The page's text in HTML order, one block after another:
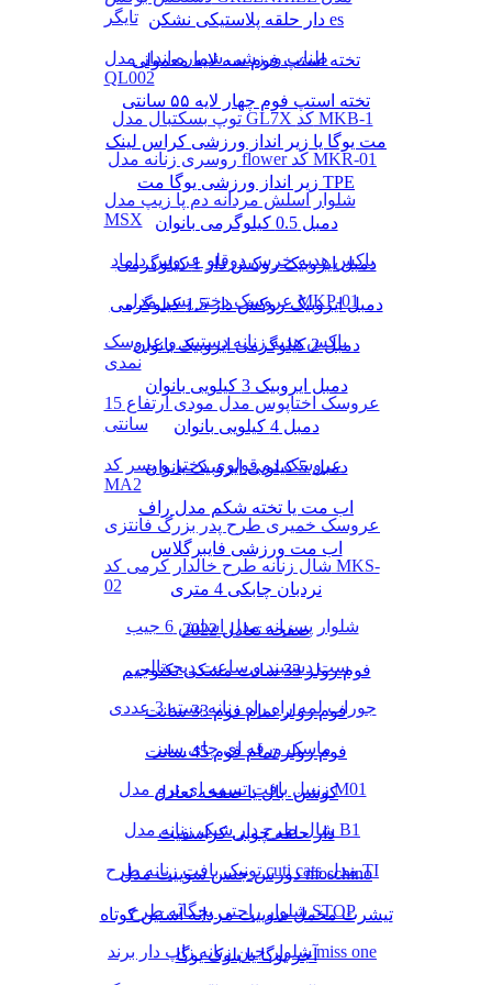
تایگر
طناب ورزشی شماره انداز مدل
QL002
توپ بسکتبال مدل GL7X کد MKB-1
روسری زنانه مدل flower کد MKR-01
شلوار اسلش مردانه دم پا زیپ مدل
MSX
باکس هدیه خرس دوقلو عروس داماد
عروسک دختر پسر مدل MKP-01
باکس هدیه زنانه دستبند و عروسک
نمدی
عروسک اختاپوس مدل مودی ارتفاع 15
سانتی
عروسک دو قولوی دختر و پسر کد
MA2
عروسک خمیری طرح پدر بزرگ فانتزی
شال زنانه طرح خالدار کرمی کد MKS-
02
شلوار پسرانه مدل اسلش 6 جیب
ست دستبند و ساعت دیجیتالی
جوراب لمه راه راه زنانه بسته 3 عددی
ماسک ورقه ای چای سبز
زنبیل بافت تسمه ای نرم مدل M01
شال طرح دار شیک زنانه مدل B1
تونیک بافت زنانه طرح cuti cats مدل TI
شلوار راحتی بچگانه طرح STOP
شلوار جین زنانه زاپ دار برند miss one
دار حلقه پلاستیکی نشکن es
تخته استپ فوم سه لایه معمولی
تخته استپ فوم چهار لایه ۵۵ سانتی
مت یوگا یا زیر انداز ورزشی کراس لینک
زیر انداز ورزشی یوگا مت TPE
دمبل 0.5 کیلوگرمی بانوان
دمبل ایروبیک روکش‌ دار 1 کیلوگرمی
دمبل ایروبیک روکش‌ دار 1.5 کیلوگرمی
دمبل 2 کیلوگرمی ایروبیک بانوان
دمبل ایروبیک 3 کیلویی بانوان
دمبل 4 کیلویی بانوان
دمبل 5 کیلویی ایروبیک بانوان
اب مت یا تخته شکم مدل راف
اب مت ورزشی فایبرگلاس
نردبان چابکی 4 متری
صفحه تعادل 2022
فوم رولر 33 سانت مشکی تکنوجیم
فوم رولر تمام فوم 33 سانت
فوم رولر تمام فوم 45 سانت
کوشن بال یا صفحه تعادل
دار حلقه چوبی کراسفیت
دورس جنس سوییت مدل moschino
تیشرت مخمل سوییت مردانه آستین کوتاه
آجر یوگا یا بلوک یوگا